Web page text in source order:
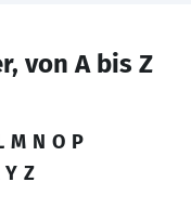
von A bis Z
M N O P
Y Z